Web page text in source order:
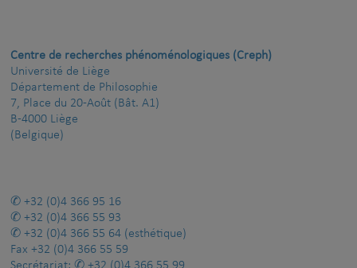
Centre de recherches phénoménologiques (Creph)
Université de Liège
Département de Philosophie
7, Place du 20-Août (Bât. A1)
B-4000 Liège
(Belgique)
+32 (0)4 366 95 16
+32 (0)4 366 55 93
+32 (0)4 366 55 64 (esthétique)
Fax +32 (0)4 366 55 59